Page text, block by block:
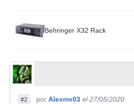
Behringer X32 Rack
#2 por Alexmx03 el 27/05/2020